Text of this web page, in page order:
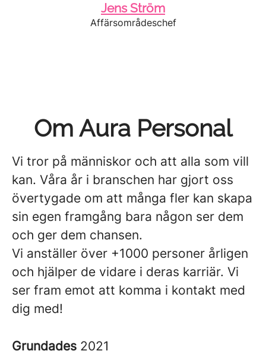
Jens Ström
Affärsområdeschef
Om Aura Personal
Vi tror på människor och att alla som vill
kan. Våra år i branschen har gjort oss
övertygade om att många fler kan skapa
sin egen framgång bara någon ser dem
och ger dem chansen.
Vi anställer över +1000 personer årligen
och hjälper de vidare i deras karriär. Vi
ser fram emot att komma i kontakt med
dig med!
Grundades 2021